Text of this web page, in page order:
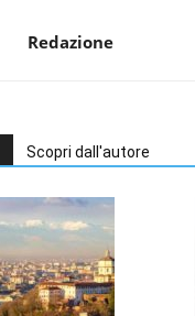
Redazione
Scopri dall'autore